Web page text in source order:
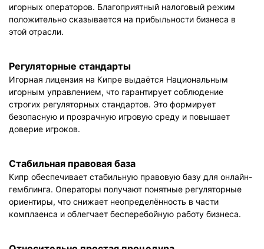
игорных операторов. Благоприятный налоговый режим
положительно сказывается на прибыльности бизнеса в
этой отрасли.
Регуляторные стандарты
Игорная лицензия на Кипре выдаётся Национальным
игорным управлением, что гарантирует соблюдение
строгих регуляторных стандартов. Это формирует
безопасную и прозрачную игровую среду и повышает
доверие игроков.
Стабильная правовая база
Кипр обеспечивает стабильную правовую базу для онлайн-
гемблинга. Операторы получают понятные регуляторные
ориентиры, что снижает неопределённость в части
комплаенса и облегчает бесперебойную работу бизнеса.